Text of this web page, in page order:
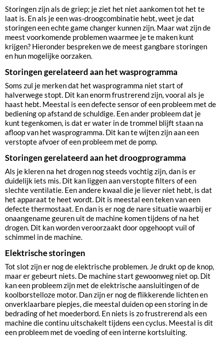
Storingen zijn als de griep; je ziet het niet aankomen tot het te
laat is. En als je een was-droogcombinatie hebt, weet je dat
storingen een echte game changer kunnen zijn. Maar wat zijn de
meest voorkomende problemen waarmee je te maken kunt
krijgen? Hieronder bespreken we de meest gangbare storingen
en hun mogelijke oorzaken.
Storingen gerelateerd aan het wasprogramma
Soms zul je merken dat het wasprogramma niet start of
halverwege stopt. Dit kan enorm frustrerend zijn, vooral als je
haast hebt. Meestal is een defecte sensor of een probleem met de
bediening op afstand de schuldige. Een ander probleem dat je
kunt tegenkomen, is dat er water in de trommel blijft staan na
afloop van het wasprogramma. Dit kan te wijten zijn aan een
verstopte afvoer of een probleem met de pomp.
Storingen gerelateerd aan het droogprogramma
Als je kleren na het drogen nog steeds vochtig zijn, dan is er
duidelijk iets mis. Dit kan liggen aan verstopte filters of een
slechte ventilatie. Een andere kwaal die je liever niet hebt, is dat
het apparaat te heet wordt. Dit is meestal een teken van een
defecte thermostaat. En dan is er nog de nare situatie waarbij er
onaangename geuren uit de machine komen tijdens of na het
drogen. Dit kan worden veroorzaakt door opgehoopt vuil of
schimmel in de machine.
Elektrische storingen
Tot slot zijn er nog de elektrische problemen. Je drukt op de knop,
maar er gebeurt niets. De machine start gewoonweg niet op. Dit
kan een probleem zijn met de elektrische aansluitingen of de
koolborstelloze motor. Dan zijn er nog de flikkerende lichten en
onverklaarbare piepjes, die meestal duiden op een storing in de
bedrading of het moederbord. En niets is zo frustrerend als een
machine die continu uitschakelt tijdens een cyclus. Meestal is dit
een probleem met de voeding of een interne kortsluiting.